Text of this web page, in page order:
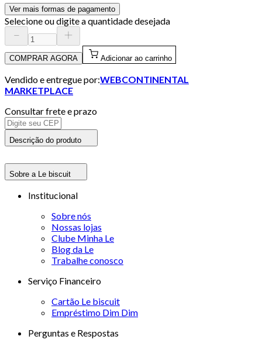
Ver mais formas de pagamento
Selecione ou digite a quantidade desejada
COMPRAR AGORA Adicionar ao carrinho
Vendido e entregue por:WEBCONTINENTAL
MARKETPLACE
Consultar frete e prazo
Descrição do produto
Sobre a Le biscuit
Institucional
Sobre nós
Nossas lojas
Clube Minha Le
Blog da Le
Trabalhe conosco
Serviço Financeiro
Cartão Le biscuit
Empréstimo Dim Dim
Perguntas e Respostas